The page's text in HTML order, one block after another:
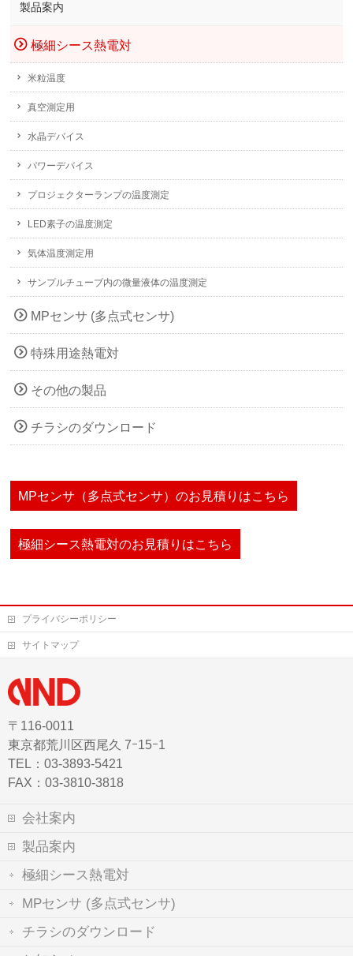
製品案内
極細シース熱電対
米粒温度
真空測定用
水晶デバイス
パワーデバイス
プロジェクターランプの温度測定
LED素子の温度測定
気体温度測定用
サンプルチューブ内の微量液体の温度測定
MPセンサ (多点式センサ)
特殊用途熱電対
その他の製品
チラシのダウンロード
MPセンサ（多点式センサ）のお見積りはこちら
極細シース熱電対のお見積りはこちら
プライバシーポリシー
サイトマップ
〒116-0011
東京都荒川区西尾久 7ｰ15ｰ1
TEL：03-3893-5421
FAX：03-3810-3818
会社案内
製品案内
極細シース熱電対
MPセンサ (多点式センサ)
チラシのダウンロード